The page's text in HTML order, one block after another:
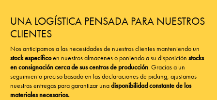
UNA LOGÍSTICA PENSADA PARA NUESTROS
CLIENTES
Nos anticipamos a las necesidades de nuestros clientes manteniendo un
stock específicoen nuestros almacenes o poniendo a su disposición stocks
en consignación cerca de sus centros de producción. Gracias a un
seguimiento preciso basado en las declaraciones de picking, ajustamos
nuestras entregas para garantizar unadisponibilidad constante de los
materiales necesarios.